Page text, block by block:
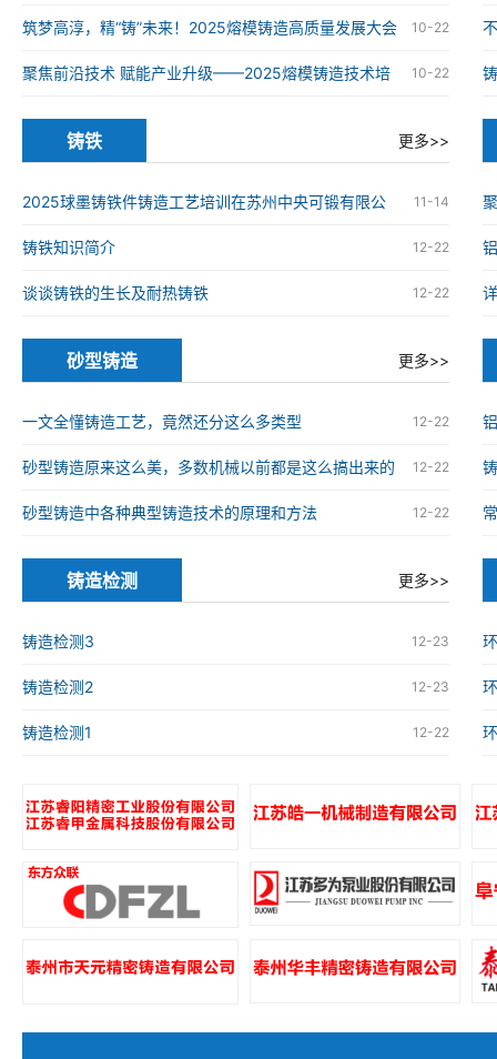
铸造高质量发展大会在南京举办 10-22
筑梦高淳，精“铸”未来！2025熔模铸造高质量发展大会
在南京高淳成功举办 10-22
聚焦前沿技术 赋能产业升级——2025熔模铸造技术培
训班在南京高淳成功举办
铸铁 更多>>
11-14
2025球墨铸铁件铸造工艺培训在苏州中央可锻有限公
司成功举办 12-22
铸铁知识简介
12-22
谈谈铸铁的生长及耐热铸铁
砂型铸造 更多>>
12-22
一文全懂铸造工艺，竟然还分这么多类型
12-22
砂型铸造原来这么美，多数机械以前都是这么搞出来的
12-22
砂型铸造中各种典型铸造技术的原理和方法
铸造检测 更多>>
12-23
铸造检测3
12-23
铸造检测2
12-22
铸造检测1